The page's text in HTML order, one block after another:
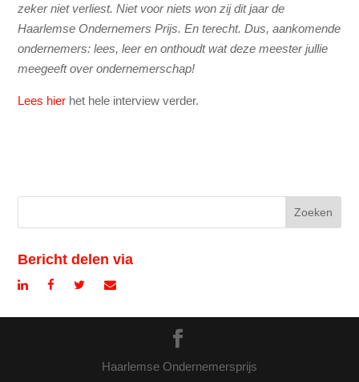
zeker niet verliest. Niet voor niets won zij dit jaar de
Haarlemse Ondernemers Prijs. En terecht. Dus, aankomende
ondernemers: lees, leer en onthoudt wat deze meester jullie
meegeeft over ondernemerschap!
Lees hier het hele interview verder.
Bericht delen via
Haarlemse Ondernemersprijs